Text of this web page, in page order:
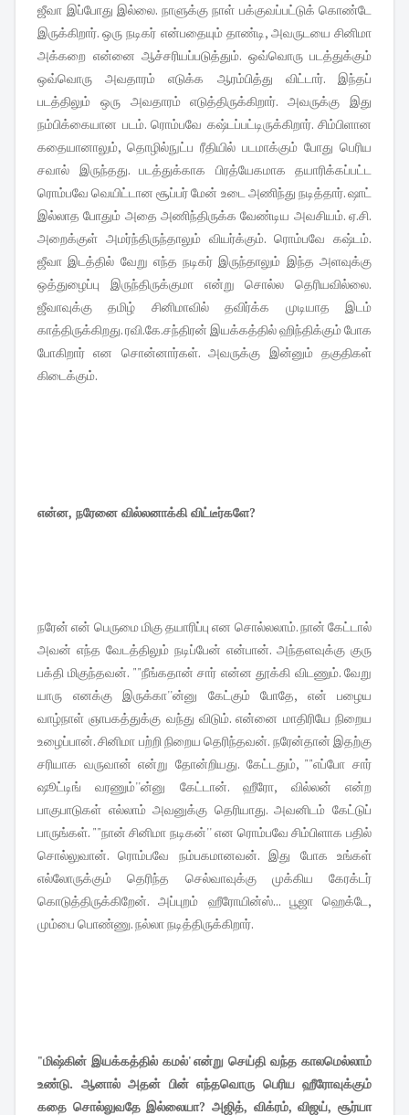
ஜீவா இப்போது இல்லை. நாளுக்கு நாள் பக்குவப்பட்டுக் கொண்டே
இருக்கிறார். ஒரு நடிகர் என்பதையும் தாண்டி, அவருடயை சினிமா
அக்கறை என்னை ஆச்சரியப்படுத்தும். ஒவ்வொரு படத்துக்கும்
ஒவ்வொரு அவதாரம் எடுக்க ஆரம்பித்து விட்டார். இந்தப்
படத்திலும் ஒரு அவதாரம் எடுத்திருக்கிறார். அவருக்கு இது
நம்பிக்கையான படம். ரொம்பவே கஷ்டப்பட்டிருக்கிறார். சிம்பிளான
கதையானாலும், தொழில்நுட்ப ரீதியில் படமாக்கும் போது பெரிய
சவால் இருந்தது. படத்துக்காக பிரத்யேகமாக தயாரிக்கப்பட்ட
ரொம்பவே வெயிட்டான சூப்பர் மேன் உடை அணிந்து நடித்தார். ஷாட்
இல்லாத போதும் அதை அணிந்திருக்க வேண்டிய அவசியம். ஏ.சி.
அறைக்குள் அமர்ந்திருந்தாலும் வியர்க்கும். ரொம்பவே கஷ்டம்.
ஜீவா இடத்தில் வேறு எந்த நடிகர் இருந்தாலும் இந்த அளவுக்கு
ஒத்துழைப்பு இருந்திருக்குமா என்று சொல்ல தெரியவில்லை.
ஜீவாவுக்கு தமிழ் சினிமாவில் தவிர்க்க முடியாத இடம்
காத்திருக்கிறது. ரவி.கே.சந்திரன் இயக்கத்தில் ஹிந்திக்கும் போக
போகிறார் என சொன்னார்கள். அவருக்கு இன்னும் தகுதிகள்
கிடைக்கும்.
என்ன, நரேனை வில்லனாக்கி விட்டீர்களே?
நரேன் என் பெருமை மிகு தயாரிப்பு என சொல்லலாம். நான் கேட்டால்
அவன் எந்த வேடத்திலும் நடிப்பேன் என்பான். அந்தளவுக்கு குரு
பக்தி மிகுந்தவன். ""நீங்கதான் சார் என்ன தூக்கி விடணும். வேறு
யாரு எனக்கு இருக்கா''ன்னு கேட்கும் போதே, என் பழைய
வாழ்நாள் ஞாபகத்துக்கு வந்து விடும். என்னை மாதிரியே நிறைய
உழைப்பான். சினிமா பற்றி நிறைய தெரிந்தவன். நரேன்தான் இதற்கு
சரியாக வருவான் என்று தோன்றியது. கேட்டதும், ""எப்போ சார்
ஷூட்டிங் வரணும்''ன்னு கேட்டான். ஹீரோ, வில்லன் என்ற
பாகுபாடுகள் எல்லாம் அவனுக்கு தெரியாது. அவனிடம் கேட்டுப்
பாருங்கள். ""நான் சினிமா நடிகன்'' என ரொம்பவே சிம்பிளாக பதில்
சொல்லுவான். ரொம்பவே நம்பகமானவன். இது போக உங்கள்
எல்லோருக்கும் தெரிந்த செல்வாவுக்கு முக்கிய கேரக்டர்
கொடுத்திருக்கிறேன். அப்புறம் ஹீரோயின்ஸ்... பூஜா ஹெக்டே,
மும்பை பொண்ணு. நல்லா நடித்திருக்கிறார்.
"மிஷ்கின் இயக்கத்தில் கமல்' என்று செய்தி வந்த காலமெல்லாம்
உண்டு. ஆனால் அதன் பின் எந்தவொரு பெரிய ஹீரோவுக்கும்
கதை சொல்லுவதே இல்லையா? அஜித், விக்ரம், விஜய், சூர்யா